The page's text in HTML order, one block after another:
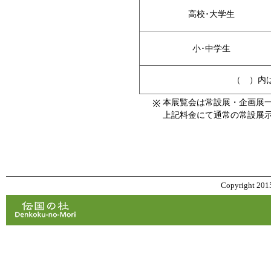
高校･大学生
小･中学生
（ ）内
※ 本展覧会は常設展・企画展
上記料金にて通常の常設展
Copyright